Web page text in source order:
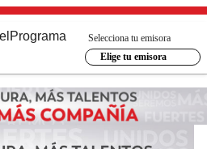
Programa
Selecciona tu emisora
Elige tu emisora